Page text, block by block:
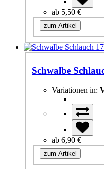
ab 5,50 €
zum Artikel
Schwalbe
Variationen in:
ab 6,90 €
zum Artikel